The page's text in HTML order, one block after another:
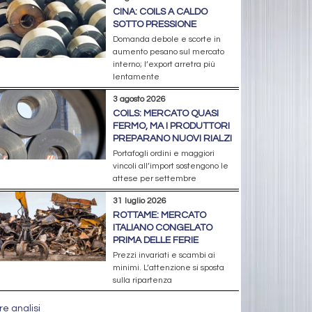
CINA: COILS A CALDO
SOTTO PRESSIONE
Domanda debole e scorte in
aumento pesano sul mercato
interno; l’export arretra più
lentamente
3 agosto 2026
COILS: MERCATO QUASI
FERMO, MA I PRODUTTORI
PREPARANO NUOVI RIALZI
Portafogli ordini e maggiori
vincoli all’import sostengono le
attese per settembre
31 luglio 2026
ROTTAME: MERCATO
ITALIANO CONGELATO
PRIMA DELLE FERIE
Prezzi invariati e scambi ai
minimi. L’attenzione si sposta
sulla ripartenza
analisi